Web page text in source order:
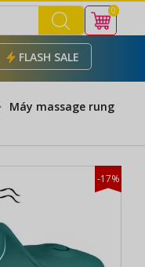
0
FLASH SALE
Máy massage rung
-17%